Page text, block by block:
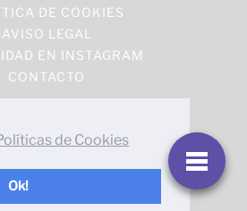
DE COOKIES
AVISO LEGAL
EN INSTAGRAM
CONTACTO
de Cookies
Ok!